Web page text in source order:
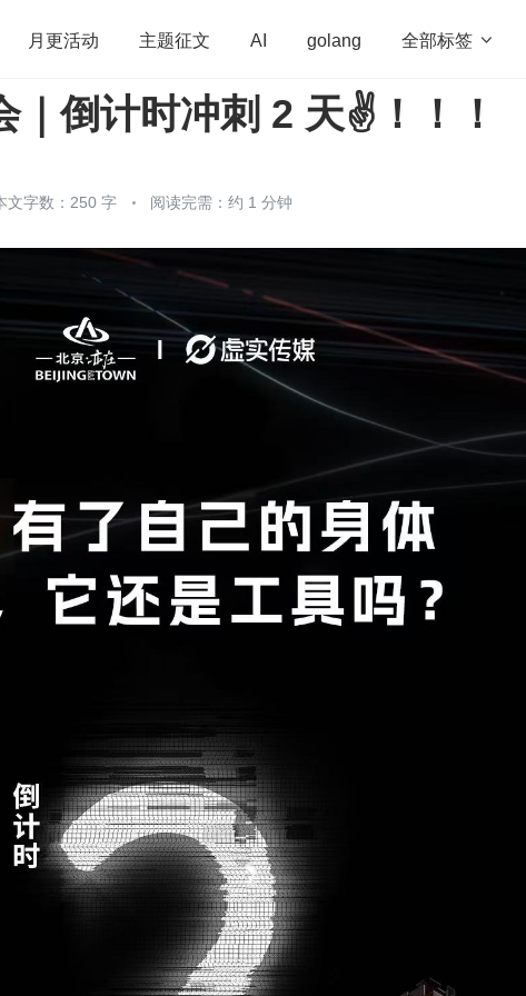
月更活动 主题征文 AI golang 全部标签 
算法 学习方法 Web3.0 高效工作
｜倒计时冲刺 2 天✌️！！！
文字数：250 字 阅读完需：约 1 分钟